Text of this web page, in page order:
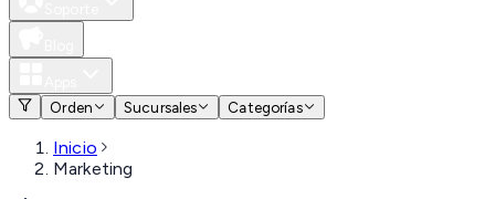
Orden
Sucursales Categorías
Inicio
Marketing